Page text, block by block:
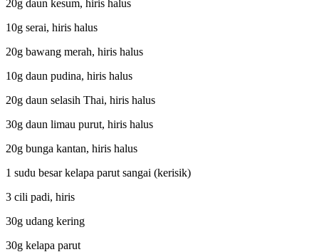
20g daun kesum, hiris halus
10g serai, hiris halus
20g bawang merah, hiris halus
10g daun pudina, hiris halus
20g daun selasih Thai, hiris halus
30g daun limau purut, hiris halus
20g bunga kantan, hiris halus
1 sudu besar kelapa parut sangai (kerisik)
3 cili padi, hiris
30g udang kering
30g kelapa parut